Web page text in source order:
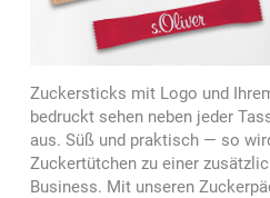
Zuckersticks mit Logo und
bedruckt sehen neben jeder
aus. Süß und praktisch — so
Zuckertütchen zu einer
Business. Mit unseren